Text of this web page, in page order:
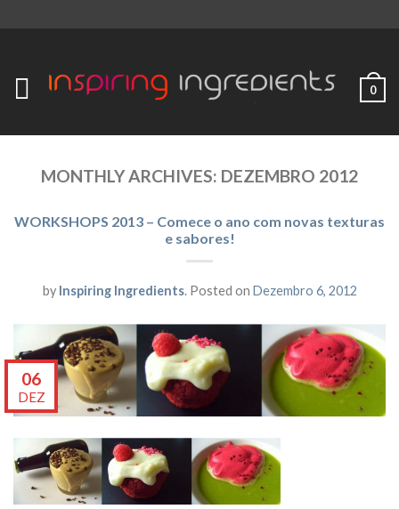
0
MONTHLY ARCHIVES: DEZEMBRO 2012
WORKSHOPS 2013 – Comece o ano com novas texturas
e sabores!
by Inspiring Ingredients.Posted on Dezembro 6, 2012
06
DEZ